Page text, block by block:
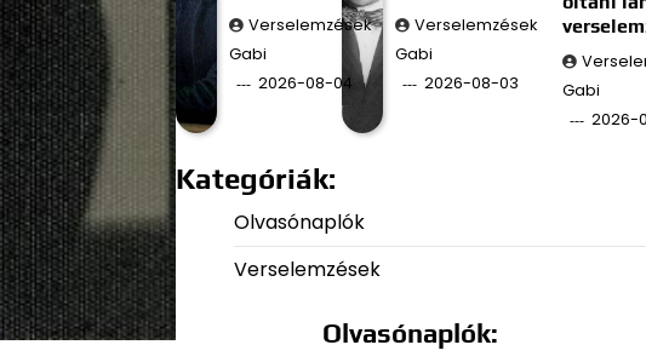
Verselemzések
Gabi
2026-08-04
Verselemzések
Gabi
2026-08-03
Gabi
2026-
Kategóriák:
Olvasónaplók
Verselemzések
Olvasónaplók: